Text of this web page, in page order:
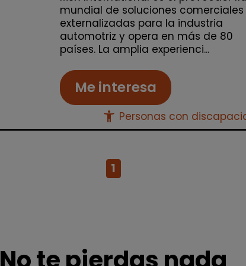
mundial de soluciones comerciales
externalizadas para la industria
automotriz y opera en más de 80
países. La amplia experienci...
Me interesa
accessibility_new Personas con
1